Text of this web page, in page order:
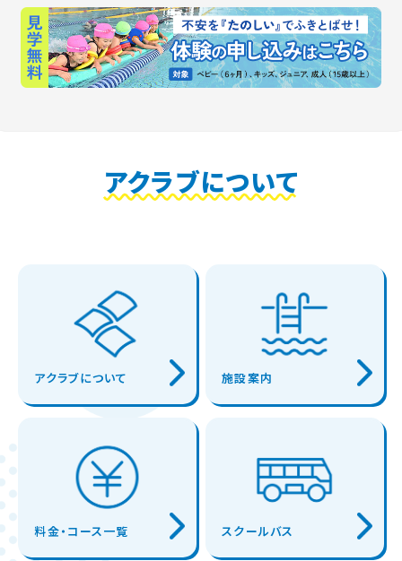
アクラブについて
アクラブについて 施設案内
料金・コース一覧 スクールバス